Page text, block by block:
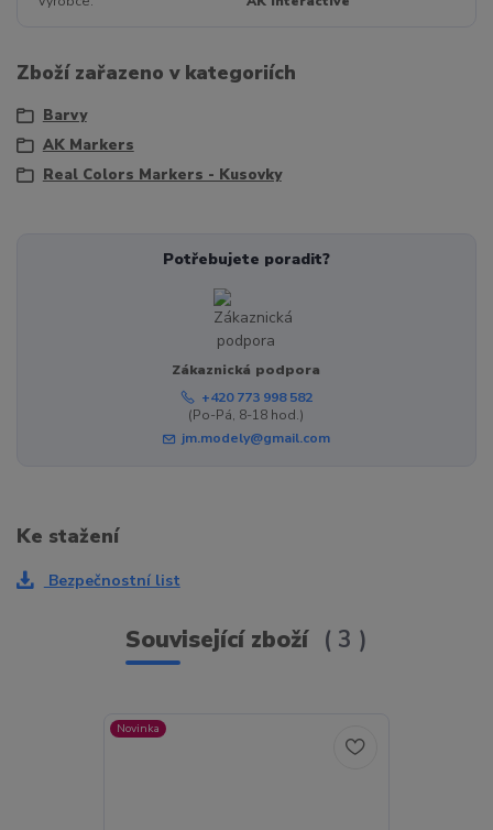
Zboží zařazeno v kategoriích
Barvy
AK Markers
Real Colors Markers - Kusovky
Potřebujete poradit?
Zákaznická podpora
+420 773 998 582
(Po-Pá, 8-18 hod.)
jm.modely@gmail.com
Ke stažení
Bezpečnostní list
Související zboží 3
Novinka